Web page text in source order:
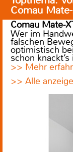
Comau
Comau Mate-
Wer im
falschen
optimistisch
schon
>> Mehr
>> Alle